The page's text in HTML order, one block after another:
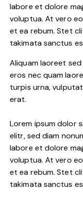
labore et dolore
voluptua. At vero
et ea rebum. Stet
takimata sanctus
Aliquam laoreet
eros nec quam
turpis urna,
erat.
Lorem ipsum dolor
elitr, sed diam
labore et dolore
voluptua. At vero
et ea rebum. Stet
takimata sanctus